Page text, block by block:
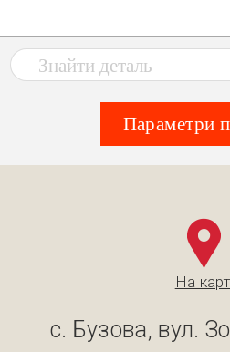
Параметри
На
с. Бузова, вул.